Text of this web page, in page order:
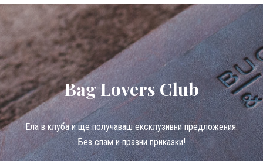
Bag Lovers Club
Eла в клуба и ще получаваш ексклузивни предложения.
Без спам и празни приказки!